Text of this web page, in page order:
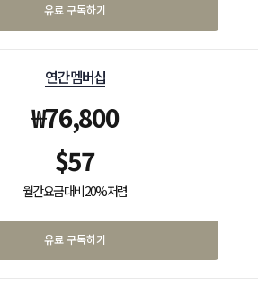
유료 구독하기
연간 멤버십
₩76,800
$57
월간 요금 대비 20% 저렴
유료 구독하기